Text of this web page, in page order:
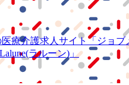
医療介護求人サイト 「ジョブ
ラルーン)」